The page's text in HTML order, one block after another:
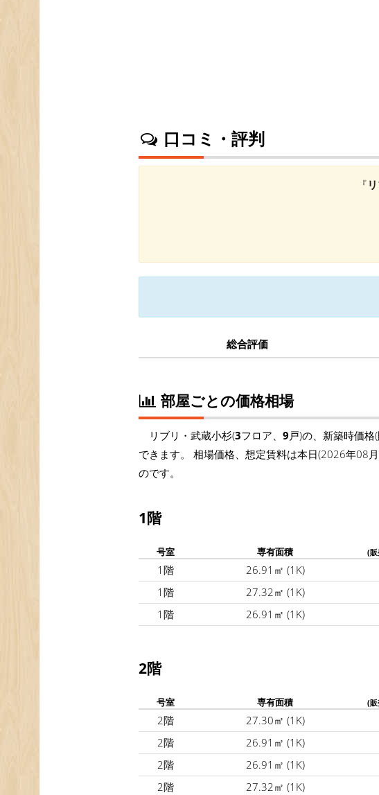
口コミ・評判
『
総合評価
部屋ごとの価格相場
リブリ・武蔵小杉(3フロア、 9 戸)の、新築時価
できます。 相場価格、想定賃料は本日(2026年08
のです。
1階
号室 専有面積 (
1階 26.91㎡ (1K)
1階
27.32㎡ (1K)
1階
26.91㎡ (1K)
2階
号室 専有面積 (
2階 27.30㎡ (1K)
2階
26.91㎡ (1K)
2階
26.91㎡ (1K)
2階
27.32㎡ (1K)